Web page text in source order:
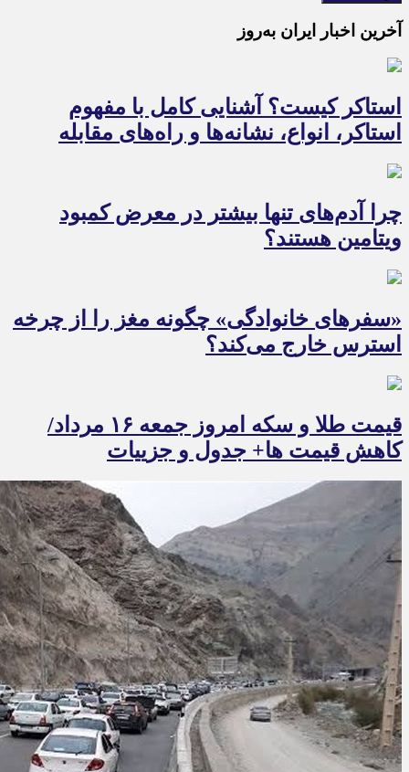
آخرین اخبار ایران به‌روز
استاکر کیست؟ آشنایی کامل با مفهوم
استاکر، انواع، نشانه‌ها و راه‌های مقابله
چرا آدم‌های تنها بیشتر در معرض کمبود
ویتامین هستند؟
«سفرهای خانوادگی» چگونه مغز را از چرخه
استرس خارج می‌کند؟
قیمت طلا و سکه امروز جمعه ۱۶ مرداد/
کاهش قیمت ها+ جدول و جزییات